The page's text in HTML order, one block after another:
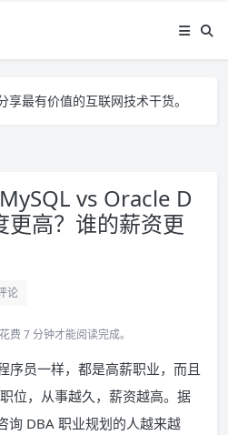
最有价值的互联网技术干货。
vs Oracle D
更高？谁的薪资更
论
费 7 分钟才能阅读完成。
序员一样，都是高薪职业，而且
位，从事越久，薪资越高。据
询 DBA 职业规划的人越来越